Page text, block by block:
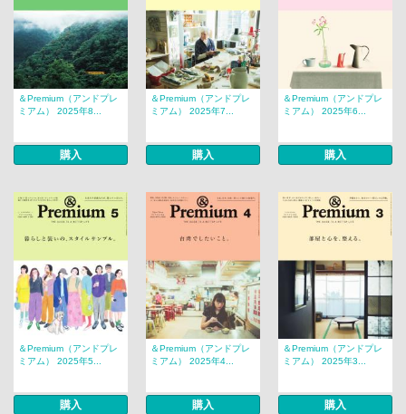
＆Premium（アンドプレ
ミアム） 2025年8...
購入
＆Premium（アンドプレ
ミアム） 2025年7...
購入
＆Premium（アンドプレ
ミアム） 2025年6...
購入
＆Premium（アンドプレ
ミアム） 2025年5...
購入
＆Premium（アンドプレ
ミアム） 2025年4...
購入
＆Premium（アンドプレ
ミアム） 2025年3...
購入